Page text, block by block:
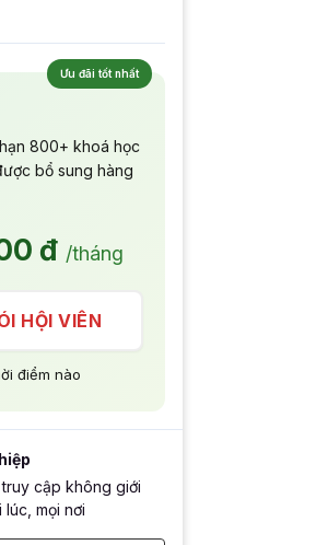
Ưu đãi tốt nhất
800+ khoá học
bổ sung hàng
đ /tháng
HỘI VIÊN
điểm nào
cập không giới
mọi nơi